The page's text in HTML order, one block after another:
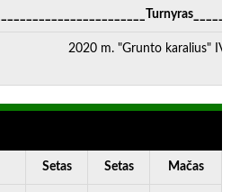
2020 m. "Grunto karalius" IV
Setas Setas Mačas